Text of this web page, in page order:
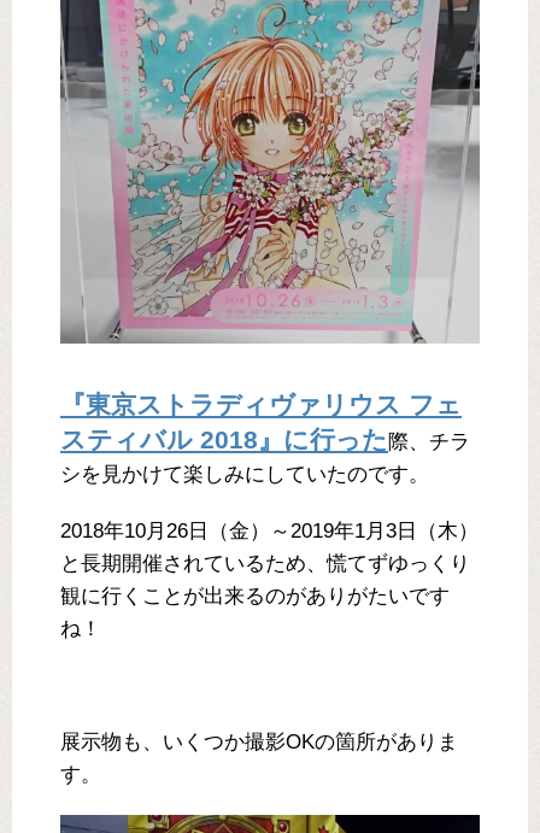
『東京ストラディヴァリウス フェ
スティバル 2018』に行った 際、チラ
シを見かけて楽しみにしていたのです。
2018年10月26日（金）～2019年1月3日（木）
と長期開催されているため、慌てずゆっくり
観に行くことが出来るのがありがたいです
ね！
展示物も、いくつか撮影OKの箇所がありま
す。